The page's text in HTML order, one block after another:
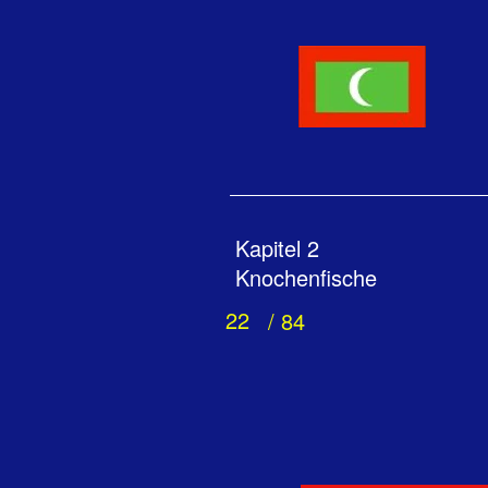
Kapitel 2
Knochenfische
22 / 84